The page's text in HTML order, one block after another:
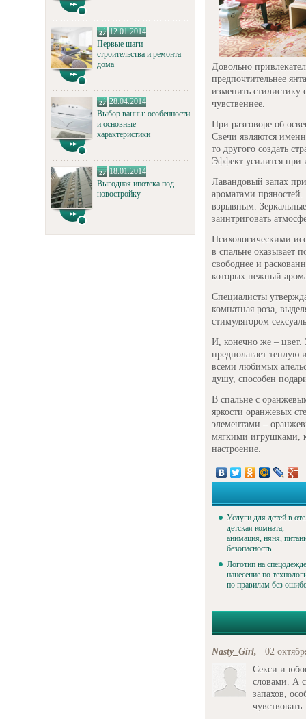
12.01.2014
Первые шаги
строительства и ремонта
дома
28.04.2014
Выбор ванны: особенности
и основные
характеристики
18.01.2014
Выгодная ипотека под
новостройку
Довольно
предпочтительнее
изменить стилистику
чувственнее.
При разговоре об
Свечи являются
то другого создать
Эффект усилится при
Лавандовый запах
ароматами пряностей.
взрывным.
заинтриговать
Психологическими
в спальне оказывает
свободнее и
которых нежный
Специалисты
комнатная роза,
стимулятором
И, конечно же – цвет.
предполагает теплую
всеми любимых
душу, способен
В спальне с
яркости оранжевых
элементами –
мягкими игрушками,
настроение.
Услуги для детей в
детская комната,
анимация, няня,
безопасность
Логотип на
нанесение по
по правилам без
Nasty_Girl,
02
Секси и
словами. А
запахов,
чувствовать.